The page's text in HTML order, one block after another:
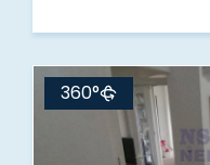
360°